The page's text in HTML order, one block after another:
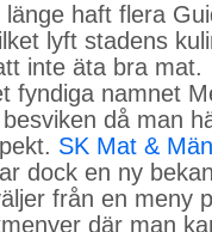
haft flera
lyft stadens
inte äta bra mat.
fyndiga namnet
då man
SK Mat &
dock en ny
från en meny
där man